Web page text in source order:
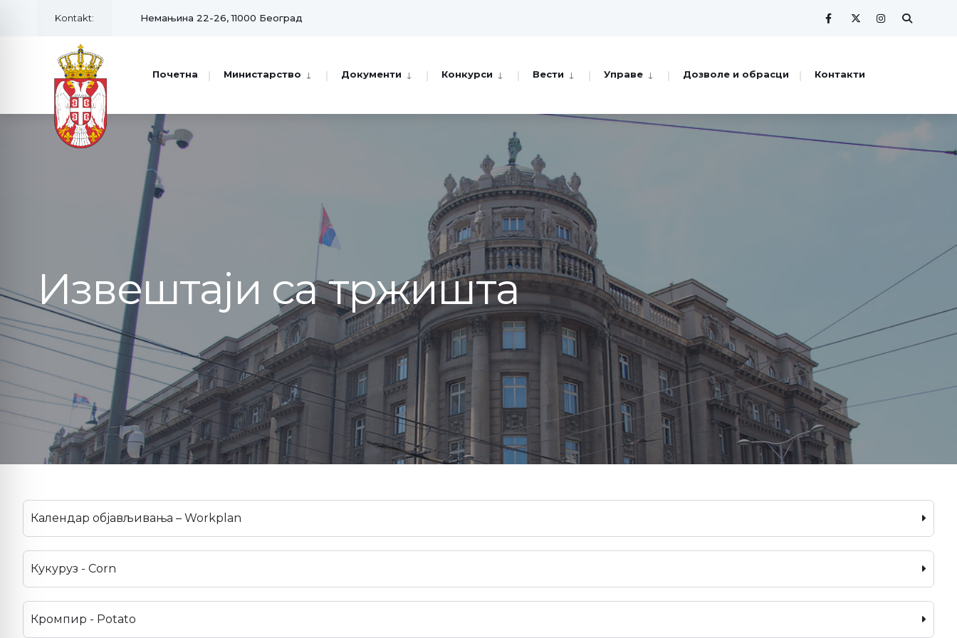
Kontakt: Немањина 22-26, 11000 Београд
Почетна Министарство Документи Конкурси Вести Управе Дозволе и обрасци Контакти
Извештаји са тржишта
Календар објављивања – Workplan
Кукуруз - Corn
Кромпир - Potato